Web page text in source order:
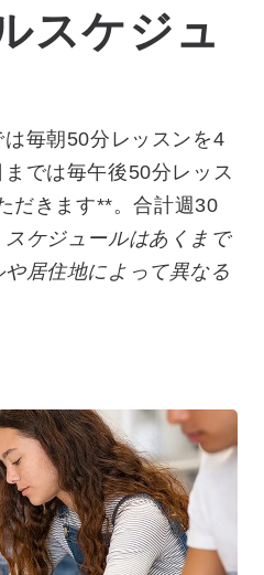
スケジュ
毎朝50分レッスンを4
では毎午後50分レッス
だきます**。合計週30
スケジュールはあくまで
居住地によって異なる